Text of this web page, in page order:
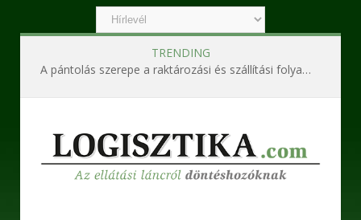
TRENDING
A pántolás szerepe a raktározási és szállítási folyamatokban